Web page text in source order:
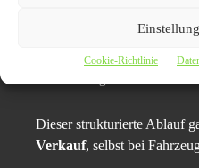
Cookie-Richtlinie
Abholung vor Ort
Direkte Auszahlung
und
Dieser strukturierte Ablauf
Verkauf, selbst bei